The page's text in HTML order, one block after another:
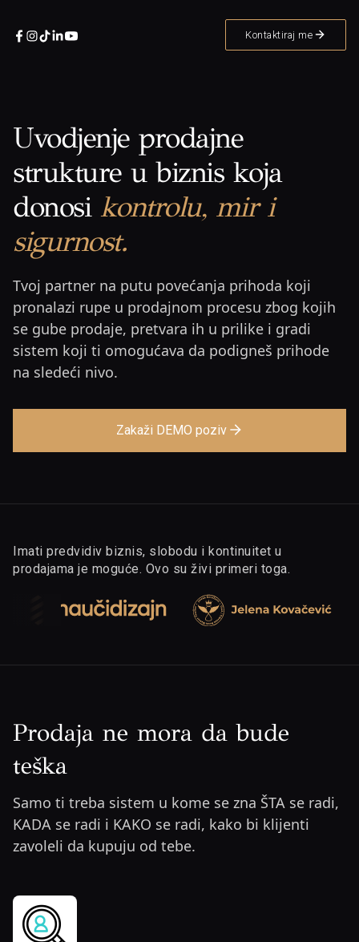
Kontaktiraj me
Uvodjenje prodajne
strukture u biznis koja
donosi kontrolu, mir i
sigurnost.
Tvoj partner na putu povećanja prihoda koji
pronalazi rupe u prodajnom procesu zbog kojih
se gube prodaje, pretvara ih u prilike i gradi
sistem koji ti omogućava da podigneš prihode
na sledeći nivo.
Zakaži DEMO poziv
Imati predvidiv biznis, slobodu i kontinuitet u
prodajama je moguće. Ovo su živi primeri toga.
Prodaja ne mora da bude
teška
Samo ti treba sistem u kome se zna ŠTA se radi,
KADA se radi i KAKO se radi, kako bi klijenti
zavoleli da kupuju od tebe.